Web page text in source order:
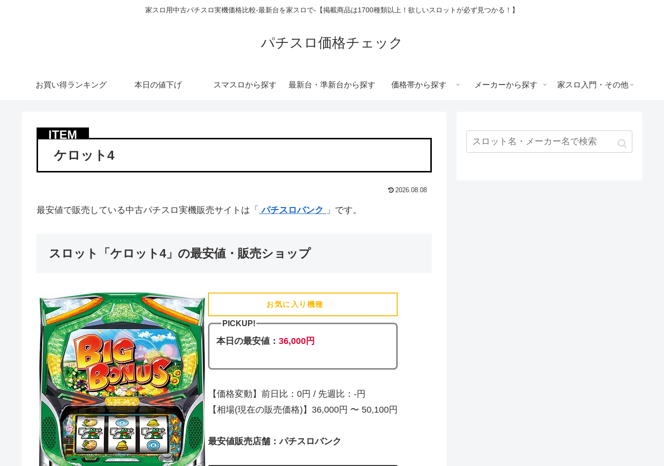
家スロ用中古パチスロ実機価格比較-最新台を家スロで-【掲載商品は1700種類以上！欲しいスロットが必ず見つかる！】
パチスロ価格チェック
お買い得ランキング 本日の値下げ スマスロから探す 最新台・準新台から探す 価格帯から探す メーカーから探す 家スロ入門・その他
ケロット4
2026.08.08
最安値で販売している中古パチスロ実機販売サイトは「 パチスロバンク 」です。
スロット「ケロット4」の最安値・販売ショップ
お気に入り機種
PICKUP!
本日の最安値：36,000円
【価格変動】前日比：0円 / 先週比：-円
【相場(現在の販売価格)】36,000円 〜 50,100円
最安値販売店舗：パチスロバンク